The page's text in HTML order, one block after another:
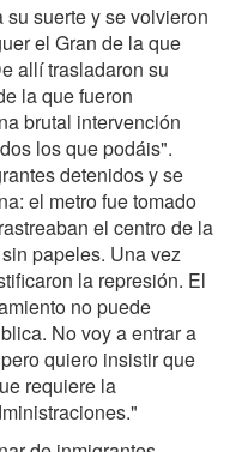
suerte y se volvieron
el Gran de la que
allí trasladaron su
la que fueron
brutal intervención
los que podáis".
detenidos y se
el metro fue tomado
el centro de la
papeles. Una vez
la represión. El
no puede
No voy a entrar a
quiero insistir que
requiere la